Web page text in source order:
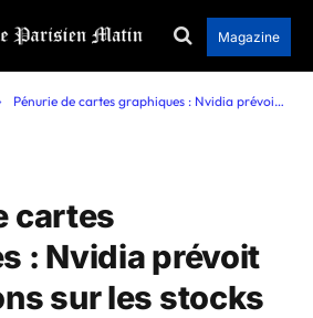
Magazine
Pénurie de cartes graphiques : Nvidia prévoit des tensions sur les stocks jusqu’en 2027
cartes
: Nvidia prévoit
sur les stocks